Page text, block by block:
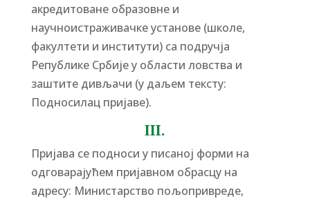
акредитоване образовне и
научноистраживачке установе (школе,
факултети и институти) са подручја
Републике Србије у области ловства и
заштите дивљачи (у даљем тексту:
Подносилац пријаве).
III.
Пријава се подноси у писаној форми на
одговарајућем пријавном обрасцу на
адресу: Министарство пољопривреде,